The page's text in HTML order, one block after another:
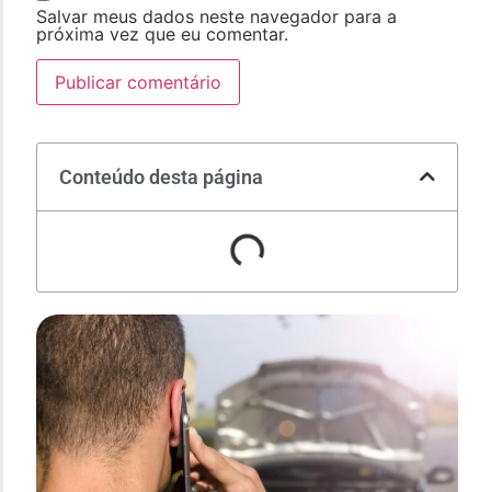
Salvar meus dados neste navegador para a
próxima vez que eu comentar.
Conteúdo desta página